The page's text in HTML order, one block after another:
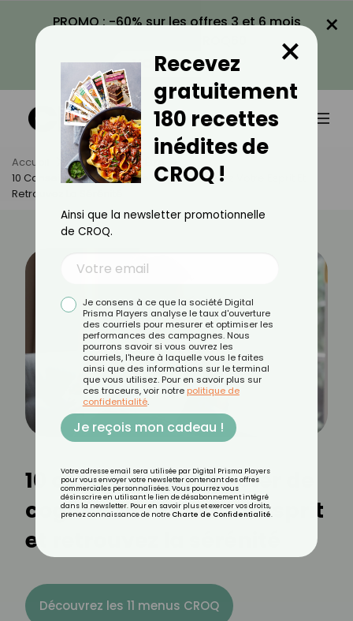
PROMO : -60% sur les offres 3 et 6 mois
VOIR LA PROMO
×
Accueil Actus
Bien-Être
10 Conseils Pour Arrêter De Cogiter : Libérez Votre Esprit Et
Retrouvez La Sérénité
10 conseils pour arrêter de
cogiter : libérez votre esprit
et retrouvez la sérénité
Découvrez les 11 menus CROQ
Recevez
gratuitement
180 recettes
inédites de
CROQ !
×
Ainsi que la newsletter promotionnelle
de CROQ.
Je consens à ce que la société Digital
Prisma Players analyse le taux d'ouverture
des courriels pour mesurer et optimiser les
performances des campagnes. Nous
pourrons savoir si vous ouvrez les
courriels, l'heure à laquelle vous le faites
ainsi que des informations sur le terminal
que vous utilisez. Pour en savoir plus sur
ces traceurs, voir notre politique de
confidentialité.
Je reçois mon cadeau !
Votre adresse email sera utilisée par Digital Prisma Players
pour vous envoyer votre newsletter contenant des offres
commerciales personnalisées. Vous pourrez vous
désinscrire en utilisant le lien de désabonnement intégré
dans la newsletter. Pour en savoir plus et exercer vos droits,
prenez connaissance de notre Charte de Confidentialité.